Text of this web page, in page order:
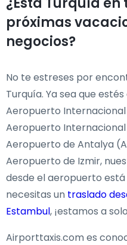
próximas
negocios?
No te estreses por
Turquía. Ya sea que
Aeropuerto Internacional
Aeropuerto Internacional
Aeropuerto de Antalya
Aeropuerto de Izmir,
desde el aeropuerto
necesitas un traslado
Estambul, ¡estamos a
Airporttaxis.com es